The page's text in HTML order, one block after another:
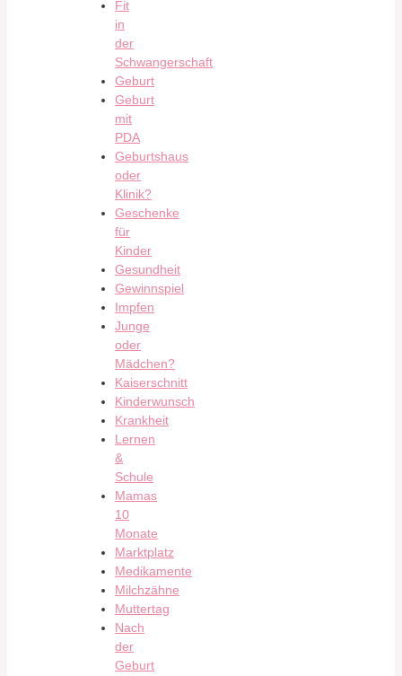
Fit
in
der
Schwangerschaft
Geburt
Geburt
mit
PDA
Geburtshaus
oder
Klinik?
Geschenke
für
Kinder
Gesundheit
Gewinnspiel
Impfen
Junge
oder
Mädchen?
Kaiserschnitt
Kinderwunsch
Krankheit
Lernen
&
Schule
Mamas
10
Monate
Marktplatz
Medikamente
Milchzähne
Muttertag
Nach
der
Geburt